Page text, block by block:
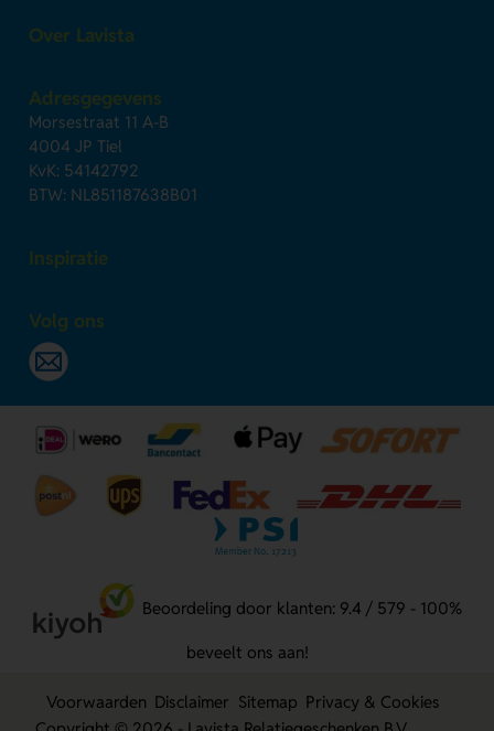
Over Lavista
Adresgegevens
Morsestraat 11 A-B
4004 JP Tiel
KvK: 54142792
BTW: NL851187638B01
Inspiratie
Volg ons
Beoordeling door klanten: 9.4 / 579 - 100%
beveelt ons aan!
Voorwaarden Disclaimer Sitemap Privacy & Cookies